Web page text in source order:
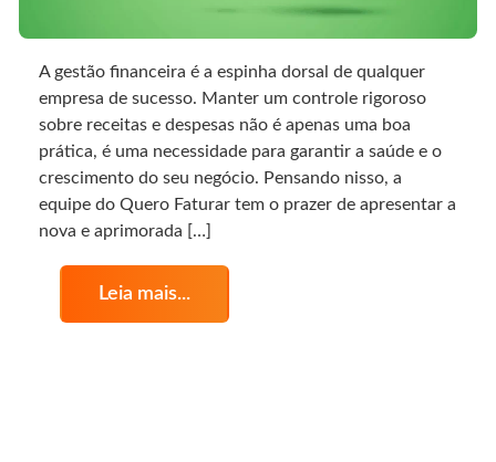
A gestão financeira é a espinha dorsal de qualquer
empresa de sucesso. Manter um controle rigoroso
sobre receitas e despesas não é apenas uma boa
prática, é uma necessidade para garantir a saúde e o
crescimento do seu negócio. Pensando nisso, a
equipe do Quero Faturar tem o prazer de apresentar a
nova e aprimorada […]
Leia mais...